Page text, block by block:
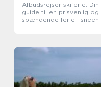
Afbudsrejser skiferie: Din
guide til en prisvenlig og
spændende ferie i sneen